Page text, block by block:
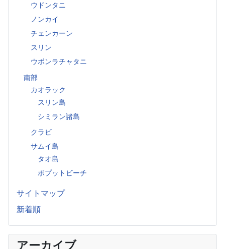
ウドンタニ
ノンカイ
チェンカーン
スリン
ウボンラチャタニ
南部
カオラック
スリン島
シミラン諸島
クラビ
サムイ島
タオ島
ボプットビーチ
サイトマップ
新着順
アーカイブ